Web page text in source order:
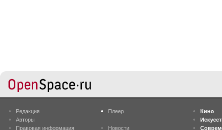
Редакция
Авторы
Правовая информация
Плеер
Новости
Кино